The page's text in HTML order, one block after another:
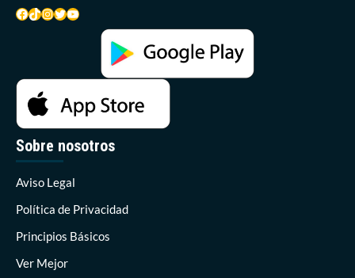
Facebook
TikTok
Instagram
Twitter
YouTube
Sobre nosotros
Aviso Legal
Política de Privacidad
Principios Básicos
Ver Mejor